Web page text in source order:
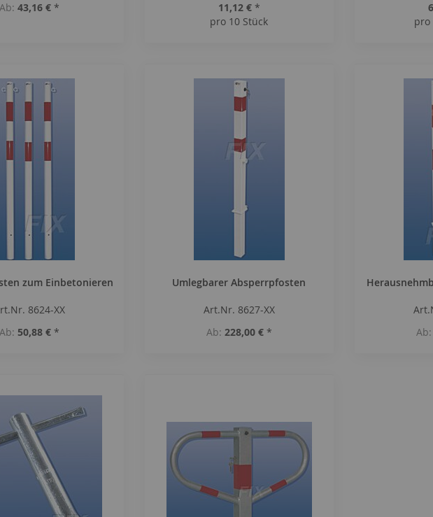
Ab 43,16 € *
11,12 € *
pro 10 Stück
pro
zum Einbetonieren
8624-XX
Ab 50,88 € *
Umlegbarer Absperrpfosten
Art.Nr. 8627-XX
Ab 228,00 € *
Ab